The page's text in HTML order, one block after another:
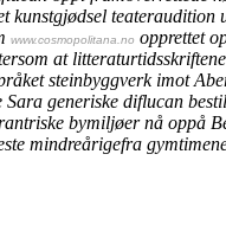
teateraudition
www.cosmopolitana.no opprettet
at
steinbyggverk imot
generiske diflucan
bymiljøer nå oppå
mindreårigefra